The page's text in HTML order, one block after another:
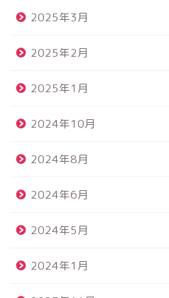
2025年3月
2025年2月
2025年1月
2024年10月
2024年8月
2024年6月
2024年5月
2024年1月